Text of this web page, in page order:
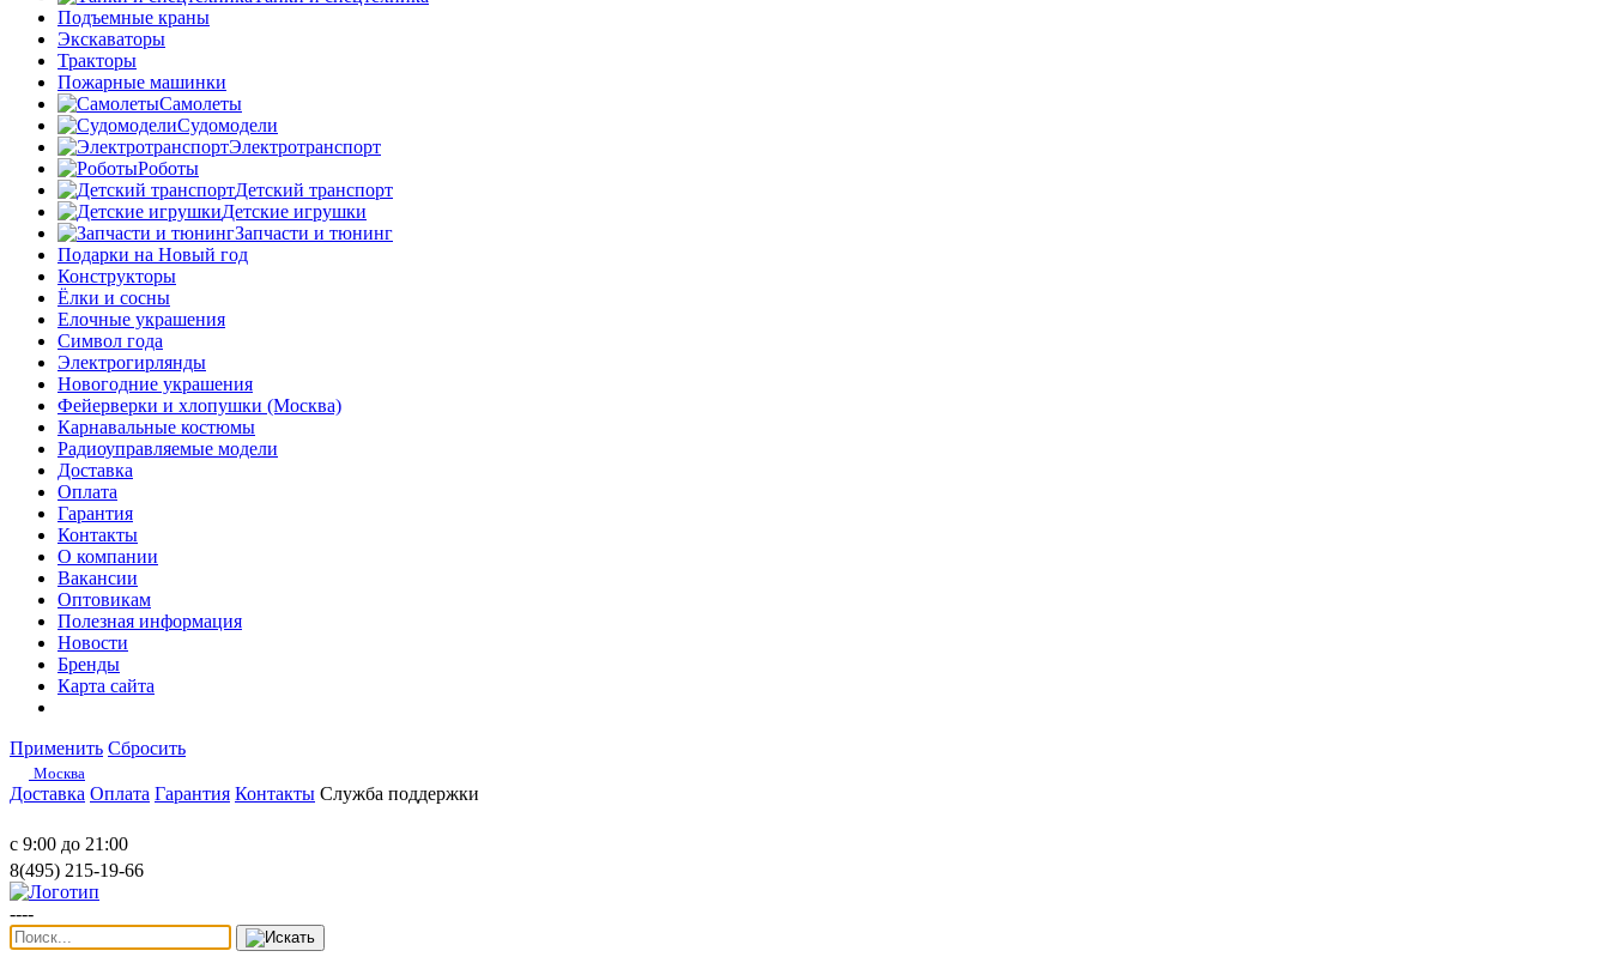
Подъемные краны
Экскаваторы
Тракторы
Пожарные машинки
Самолеты
Судомодели
Электротранспорт
Роботы
Детский транспорт
Детские игрушки
Запчасти и тюнинг
Подарки на Новый год
Конструкторы
Ёлки и сосны
Елочные украшения
Символ года
Электрогирлянды
Новогодние украшения
Фейерверки и хлопушки (Москва)
Карнавальные костюмы
Радиоуправляемые модели
Доставка
Оплата
Гарантия
Контакты
О компании
Вакансии
Оптовикам
Полезная информация
Новости
Бренды
Карта сайта
Применить Сбросить
Москва
Доставка Оплата Гарантия Контакты Служба поддержки
с 9:00 до 21:00
8(495) 215-19-66
----